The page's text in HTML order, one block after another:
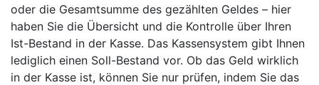
oder die Gesamtsumme des gezählten Geldes – hier
haben Sie die Übersicht und die Kontrolle über Ihren
Ist-Bestand in der Kasse. Das Kassensystem gibt Ihnen
lediglich einen Soll-Bestand vor. Ob das Geld wirklich
in der Kasse ist, können Sie nur prüfen, indem Sie das